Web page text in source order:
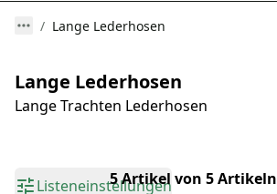
Lange Lederhosen
Lange Lederhosen
Lange Trachten Lederhosen
Listeneinstellungen5 Artikel von 5 Artikeln